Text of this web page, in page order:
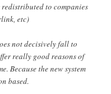
to companies
etc)
not decisively fall to
really good reasons of
Because the new system
based.